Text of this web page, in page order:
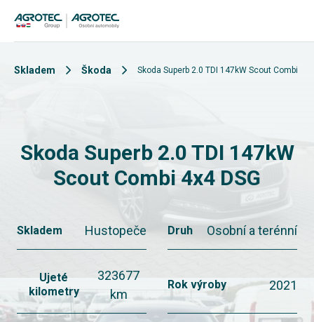
Skladem Škoda Skoda Superb 2.0 TDI 147kW Scout Combi 4x4
Skoda Superb 2.0 TDI 147kW
Scout Combi 4x4 DSG
Skladem Hustopeče Druh Osobní a terénní
Ujeté
kilometry
323677
km
Rok výroby 2021